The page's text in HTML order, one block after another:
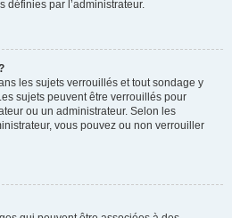
définies par l’administrateur.
les sujets verrouillés et tout sondage y
sujets peuvent être verrouillés pour
ou un administrateur. Selon les
vous pouvez ou non verrouiller